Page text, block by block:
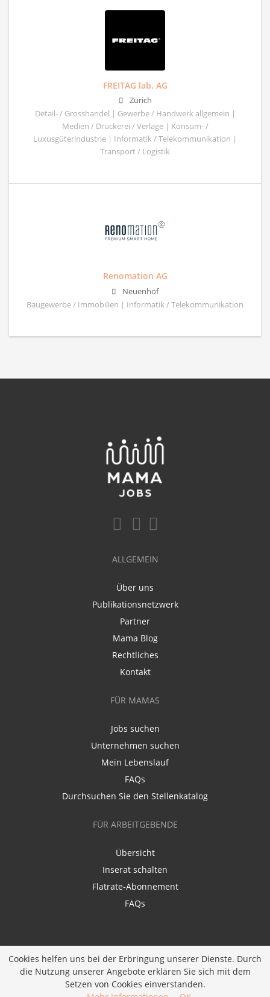
FREITAG lab. AG
Zürich
Detail- / Grosshandel | Gewerbe / Handwerk allgemein |
Medien / Druckerei / Verlage | Konsum- /
Luxusgüterindustrie | Informatik / Telekommunikation |
Transport / Logistik
Renomation AG
Neuenhof
Baugewerbe / Immobilien | Informatik / Telekommunikation
ALLGEMEIN
Über uns
Publikationsnetzwerk
Partner
Mama Blog
Rechtliches
Kontakt
FÜR MAMAS
Jobs suchen
Unternehmen suchen
Mein Lebenslauf
FAQs
Durchsuchen Sie den Stellenkatalog
FÜR ARBEITGEBENDE
Übersicht
Inserat schalten
Flatrate-Abonnement
FAQs
Ein Unternehmen derDiversity Job Group GmbH
JOBIQO
Cookies helfen uns bei der Erbringung unserer Dienste. Durch
die Nutzung unserer Angebote erklären Sie sich mit dem
Setzen von Cookies einverstanden.